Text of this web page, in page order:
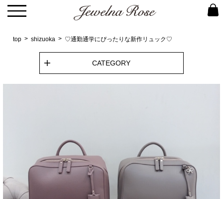
top shizuoka ♡通勤通学にぴったりな新作リュック♡
CATEGORY